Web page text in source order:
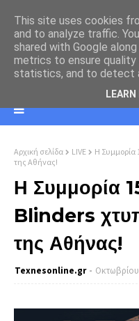
Αρχική σελίδα LIVE
Η Συμμορία
της Αθήνας!
Η Συμμορία
Blinders
της Αθήνας!
Texnesοnline.gr
This site uses cookies
and to analyze traffic.
shared with Google
metrics to ensure
statistics, and to detect